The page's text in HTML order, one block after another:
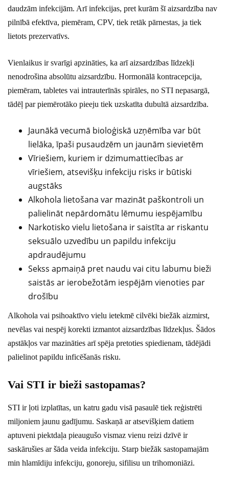
daudzām infekcijām. Arī infekcijas, pret kurām šī aizsardzība nav
pilnībā efektīva, piemēram, CPV, tiek retāk pārnestas, ja tiek
lietots prezervatīvs.
Vienlaikus ir svarīgi apzināties, ka arī aizsardzības līdzekļi
nenodrošina absolūtu aizsardzību. Hormonālā kontracepcija,
piemēram, tabletes vai intrauterīnās spirāles, no STI nepasargā,
tādēļ par piemērotāko pieeju tiek uzskatīta dubultā aizsardzība.
Jaunākā vecumā bioloģiskā uzņēmība var būt
lielāka, īpaši pusaudzēm un jaunām sievietēm
Vīriešiem, kuriem ir dzimumattiecības ar
vīriešiem, atsevišķu infekciju risks ir būtiski
augstāks
Alkohola lietošana var mazināt paškontroli un
palielināt nepārdomātu lēmumu iespējamību
Narkotisko vielu lietošana ir saistīta ar riskantu
seksuālo uzvedību un papildu infekciju
apdraudējumu
Sekss apmaiņā pret naudu vai citu labumu bieži
saistās ar ierobežotām iespējām vienoties par
drošību
Alkohola vai psihoaktīvo vielu ietekmē cilvēki biežāk aizmirst,
nevēlas vai nespēj korekti izmantot aizsardzības līdzekļus. Šādos
apstākļos var mazināties arī spēja pretoties spiedienam, tādējādi
palielinot papildu inficēšanās risku.
Vai STI ir bieži sastopamas?
STI ir ļoti izplatītas, un katru gadu visā pasaulē tiek reģistrēti
miljoniem jaunu gadījumu. Saskaņā ar atsevišķiem datiem
aptuveni piektdaļa pieaugušo vismaz vienu reizi dzīvē ir
saskārušies ar šāda veida infekciju. Starp biežāk sastopamajām
min hlamīdiju infekciju, gonoreju, sifilisu un trihomoniāzi.